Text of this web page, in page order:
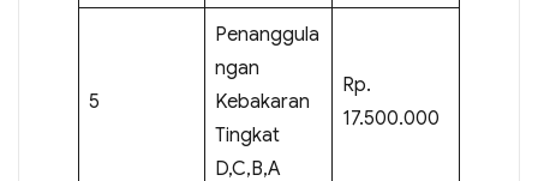
5
Penanggula
ngan
Kebakaran
Tingkat
D,C,B,A
Rp.
17.500.000